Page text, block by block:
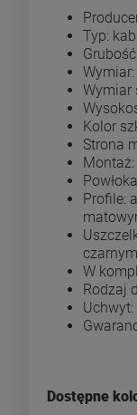
Typ:
Wymiar
Kolor
Strona
Profile:
czarnym
W
Rodzaj
Dostępne